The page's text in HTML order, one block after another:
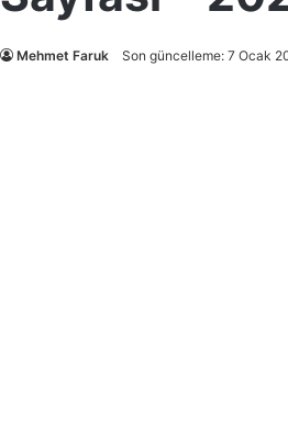
Mehmet Faruk Son güncelleme: 7 Ocak